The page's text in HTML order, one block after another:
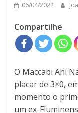
06/04/2022
Compartilhe
O Maccabi Ahi
placar de 3×0,
momento o
um ex-